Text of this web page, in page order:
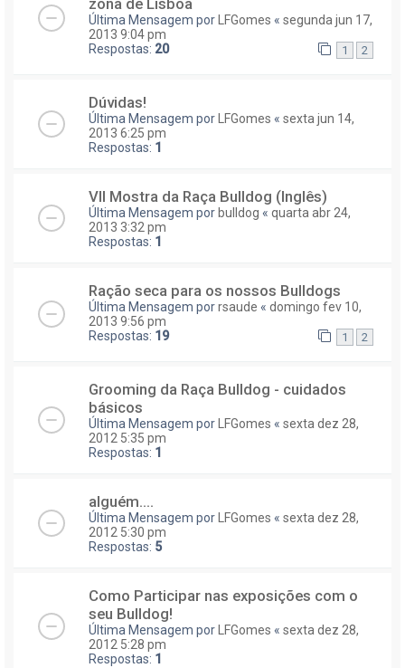
Última Mensagem por LFGomes « segunda jun 17,
2013 9:04 pm
Respostas: 20 1 2
Dúvidas!
Última Mensagem por LFGomes « sexta jun 14,
2013 6:25 pm
Respostas: 1
VII Mostra da Raça Bulldog (Inglês)
Última Mensagem por bulldog « quarta abr 24,
2013 3:32 pm
Respostas: 1
Ração seca para os nossos Bulldogs
Última Mensagem porrsaude « domingo fev 10,
2013 9:56 pm
Respostas: 19 1 2
Grooming da Raça Bulldog - cuidados
básicos
Última Mensagem por LFGomes « sexta dez 28,
2012 5:35 pm
Respostas: 1
alguém....
Última Mensagem por LFGomes « sexta dez 28,
2012 5:30 pm
Respostas: 5
Como Participar nas exposições com o
seu Bulldog!
Última Mensagem por LFGomes « sexta dez 28,
2012 5:28 pm
Respostas: 1